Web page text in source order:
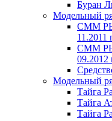
Буран
Модельный
СММ
11.2011
СММ
09.2012
Модельный
Тайга
Тайга
Тайга